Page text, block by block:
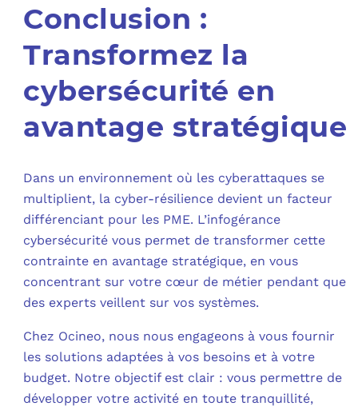
Conclusion :
Transformez la
cybersécurité en
avantage stratégique
Dans un environnement où les cyberattaques se
multiplient, la cyber-résilience devient un facteur
différenciant pour les PME. L’infogérance
cybersécurité vous permet de transformer cette
contrainte en avantage stratégique, en vous
concentrant sur votre cœur de métier pendant que
des experts veillent sur vos systèmes.
Chez Ocineo, nous nous engageons à vous fournir
les solutions adaptées à vos besoins et à votre
budget. Notre objectif est clair : vous permettre de
développer votre activité en toute tranquillité,